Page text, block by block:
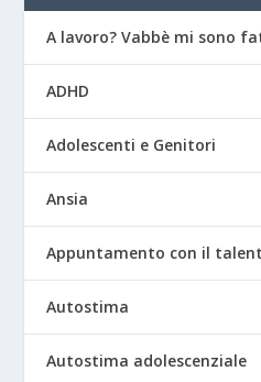
A lavoro? Vabbè mi sono
ADHD
Adolescenti e Genitori
Ansia
Appuntamento con il
Autostima
Autostima adolescenziale